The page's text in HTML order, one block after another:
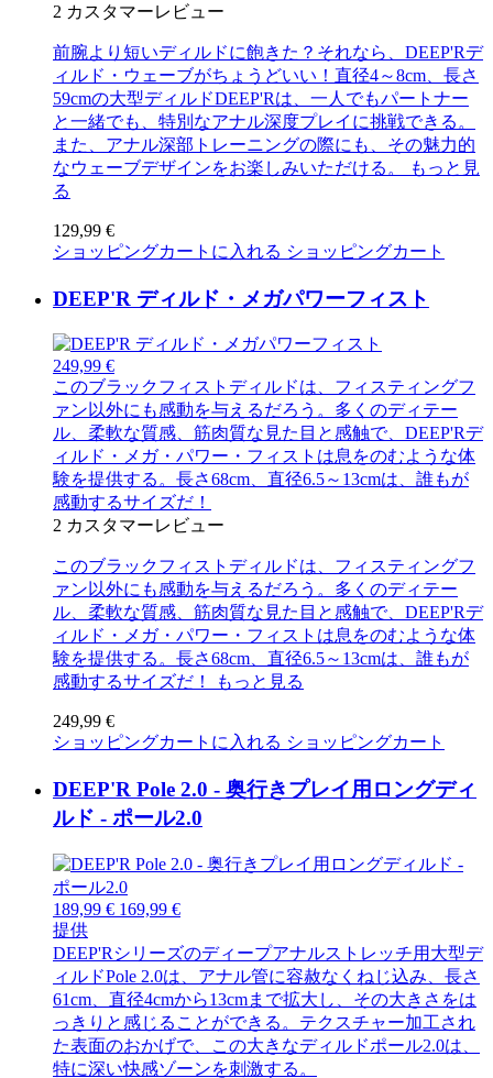
2 カスタマーレビュー
前腕より短いディルドに飽きた？それなら、DEEP'Rデ
ィルド・ウェーブがちょうどいい！直径4～8cm、長さ
59cmの大型ディルドDEEP'Rは、一人でもパートナー
と一緒でも、特別なアナル深度プレイに挑戦できる。
また、アナル深部トレーニングの際にも、その魅力的
なウェーブデザインをお楽しみいただける。
もっと見
る
129,99 €
ショッピングカートに入れる ショッピングカート
DEEP'R ディルド・メガパワーフィスト
249,99 €
このブラックフィストディルドは、フィスティングフ
ァン以外にも感動を与えるだろう。多くのディテー
ル、柔軟な質感、筋肉質な見た目と感触で、DEEP'Rデ
ィルド・メガ・パワー・フィストは息をのむような体
験を提供する。長さ68cm、直径6.5～13cmは、誰もが
感動するサイズだ！
2 カスタマーレビュー
このブラックフィストディルドは、フィスティングフ
ァン以外にも感動を与えるだろう。多くのディテー
ル、柔軟な質感、筋肉質な見た目と感触で、DEEP'Rデ
ィルド・メガ・パワー・フィストは息をのむような体
験を提供する。長さ68cm、直径6.5～13cmは、誰もが
感動するサイズだ！
もっと見る
249,99 €
ショッピングカートに入れる ショッピングカート
DEEP'R Pole 2.0 - 奥行きプレイ用ロングディ
ルド - ポール2.0
189,99 € 169,99 €
提供
DEEP'Rシリーズのディープアナルストレッチ用大型デ
ィルドPole 2.0は、アナル管に容赦なくねじ込み、長さ
61cm、直径4cmから13cmまで拡大し、その大きさをは
っきりと感じることができる。テクスチャー加工され
た表面のおかげで、この大きなディルドポール2.0は、
特に深い快感ゾーンを刺激する。